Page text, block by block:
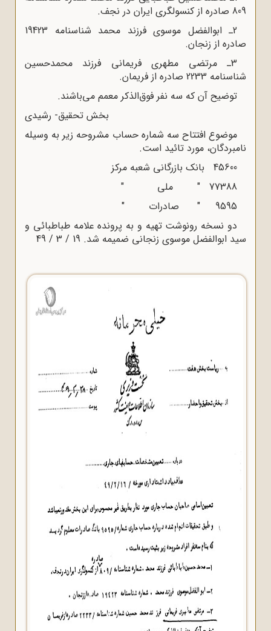
809 صادره از کنسولگری ایران در نجف.
2ـ ابوالفضل موسوی فرزند محمد شناسنامه 19423
صادره از زنجان.
3ـ مرتضی مطهری فریمانی فرزند محمدحسین
شناسنامه 2233 صادره از فریمان.
توضیح آن که سه نفر فوق‌الذکر معمم می‌باشند.
بخش تحقیق- رشیدی
موضوع افتتاح سه شماره حساب مشروحه زیر به وسیله
نامبردگان، مورد تائید است.
45600 بانک بازرگانی شعبه مرکز
77388 " ملی "
9595 " صادرات "
دو نسخه رونوشت تهیه و به پرونده علامه طباطبائی و
سید ابوالفضل موسوی زنجانی ضمیمه شد. 19 / 3 / 49